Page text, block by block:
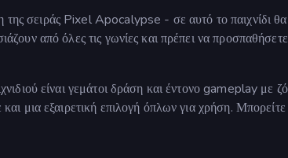
σειράς Pixel Apocalypse - σε αυτό το παιχνίδι θα
από όλες τις γωνίες και πρέπει να
είναι γεμάτοι δράση και έντονο gameplay με
μια εξαιρετική επιλογή όπλων για χρήση.